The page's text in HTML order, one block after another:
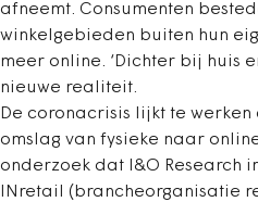
afneemt. Consumenten
winkelgebieden buiten hun
meer online. ‘Dichter bij huis
nieuwe realiteit.
De coronacrisis lijkt te
omslag van fysieke naar
onderzoek dat I&O Research
INretail (brancheorganisatie